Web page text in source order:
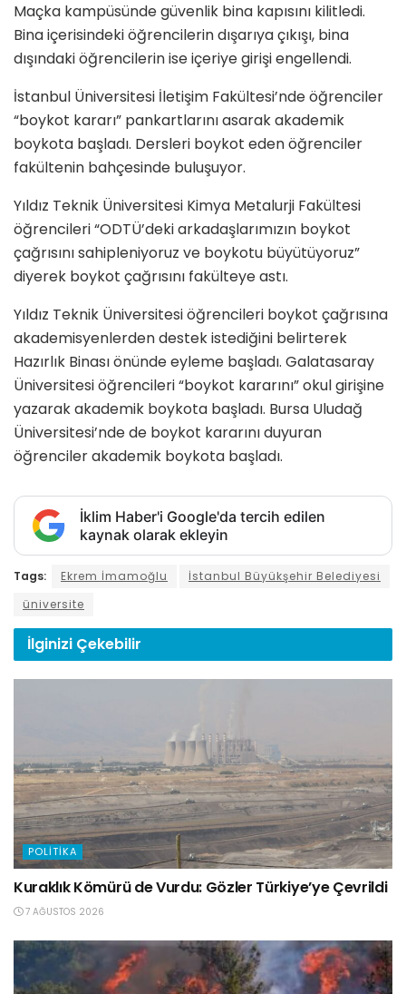
Maçka kampüsünde güvenlik bina kapısını kilitledi.
Bina içerisindeki öğrencilerin dışarıya çıkışı, bina
dışındaki öğrencilerin ise içeriye girişi engellendi.
İstanbul Üniversitesi İletişim Fakültesi’nde öğrenciler
“boykot kararı” pankartlarını asarak akademik
boykota başladı. Dersleri boykot eden öğrenciler
fakültenin bahçesinde buluşuyor.
Yıldız Teknik Üniversitesi Kimya Metalurji Fakültesi
öğrencileri “ODTÜ’deki arkadaşlarımızın boykot
çağrısını sahipleniyoruz ve boykotu büyütüyoruz”
diyerek boykot çağrısını fakülteye astı.
Yıldız Teknik Üniversitesi öğrencileri boykot çağrısına
akademisyenlerden destek istediğini belirterek
Hazırlık Binası önünde eyleme başladı. Galatasaray
Üniversitesi öğrencileri “boykot kararını” okul girişine
yazarak akademik boykota başladı. Bursa Uludağ
Üniversitesi’nde de boykot kararını duyuran
öğrenciler akademik boykota başladı.
İklim Haber'i Google'da tercih edilen
kaynak olarak ekleyin
Tags: Ekrem İmamoğlu
İstanbul Büyükşehir Belediyesi
üniversite
İlginizi Çekebilir
POLITIKA
Kuraklık Kömürü de Vurdu: Gözler Türkiye’ye Çevrildi
7 AĞUSTOS 2026